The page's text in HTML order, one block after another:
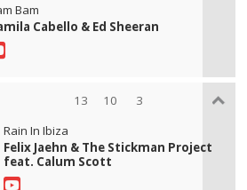
Bam
Cabello & Ed Sheeran
13 10 3
Rain In Ibiza
Felix Jaehn & The Stickman Project
feat. Calum Scott